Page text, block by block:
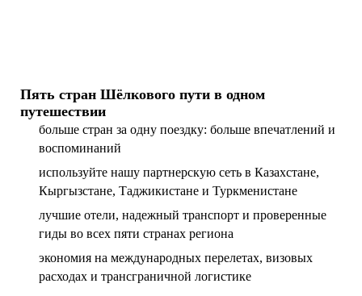
Пять стран Шёлкового пути в одном
путешествии
больше стран за одну поездку: больше впечатлений и
воспоминаний
используйте нашу партнерскую сеть в Казахстане,
Кыргызстане, Таджикистане и Туркменистане
лучшие отели, надежный транспорт и проверенные
гиды во всех пяти странах региона
экономия на международных перелетах, визовых
расходах и трансграничной логистике